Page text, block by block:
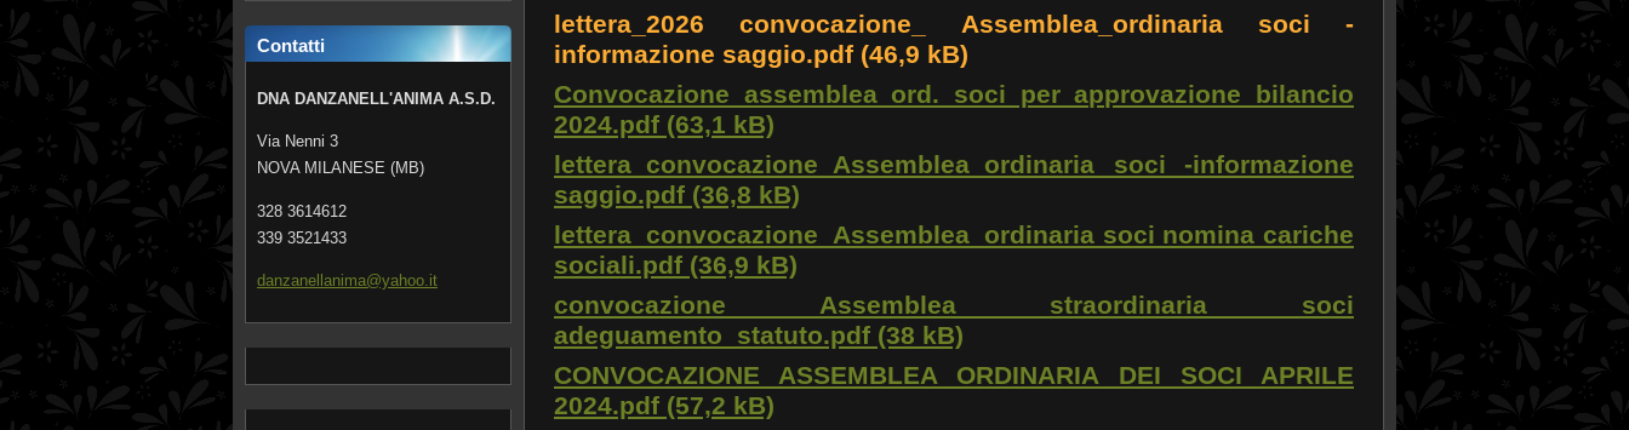
Contatti
DNA DANZANELL'ANIMA A.S.D.
Via Nenni 3
NOVA MILANESE (MB)
328 3614612
339 3521433
danzanel lanima@yahoo.it
lettera_2026 convocazione_ Assemblea_ordinaria soci -
informazione saggio.pdf (46,9 kB)
Convocazione assemblea ord. soci per approvazione bilancio
2024.pdf (63,1 kB)
lettera_convocazione_Assemblea_ordinaria soci -informazione
saggio.pdf (36,8 kB)
lettera_convocazione_Assemblea_ordinaria soci nomina cariche
sociali.pdf (36,9 kB)
convocazione Assemblea straordinaria soci
adeguamento_statuto.pdf (38 kB)
CONVOCAZIONE ASSEMBLEA ORDINARIA DEI SOCI APRILE
2024.pdf (57,2 kB)